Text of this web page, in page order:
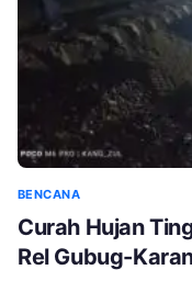
BENCANA
Curah Hujan
Rel Gubug-